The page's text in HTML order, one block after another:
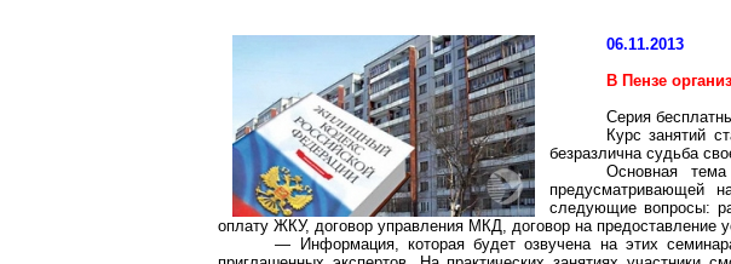
06.11.2013
В Пензе
Серия
Курс занятий
безразлична судьба
Основная
предусматривающей
следующие вопросы:
оплату ЖКУ, договор управления МКД, договор на предоставление
— Информация, которая будет озвучена на этих